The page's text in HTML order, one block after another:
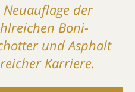
der
Boni-
und Asphalt
Karriere.